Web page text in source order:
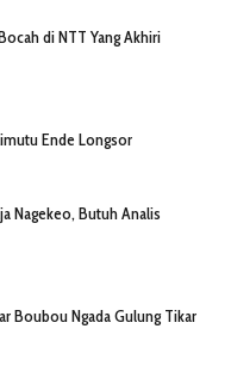
di NTT Yang Akhiri
Ende Longsor
Nagekeo, Butuh Analis
Boubou Ngada Gulung Tikar